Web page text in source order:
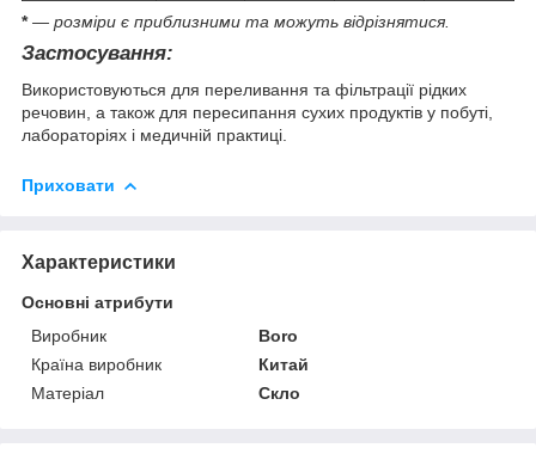
* ― розміри є приблизними та можуть відрізнятися.
Застосування:
Використовуються для переливання та фільтрації рідких
речовин, а також для пересипання сухих продуктів у побуті,
лабораторіях і медичній практиці.
Приховати
Характеристики
Основні атрибути
Виробник
Boro
Країна виробник
Китай
Матеріал
Скло